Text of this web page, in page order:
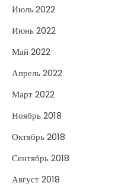
Июль 2022
Июнь 2022
Май 2022
Апрель 2022
Март 2022
Ноябрь 2018
Октябрь 2018
Сентябрь 2018
Август 2018